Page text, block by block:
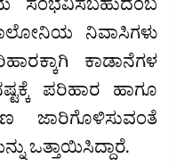
ಸಂಭವಿಸಬಹುದೆಂಬ
ನಿವಾಸಿಗಳು
ಕಾಡಾನೆಗಳ
ಪರಿಹಾರ ಹಾಗೂ
ಜಾರಿಗೊಳಿಸುವಂತೆ
ಒತ್ತಾಯಿಸಿದ್ದಾರೆ.